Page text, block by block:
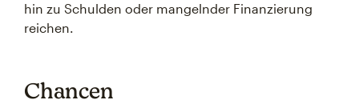
hin zu Schulden oder mangelnder Finanzierung
reichen.
Chancen